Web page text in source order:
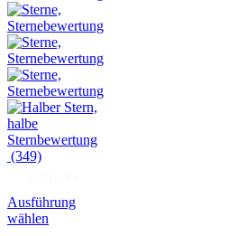
(349)
Ausführung
wählen